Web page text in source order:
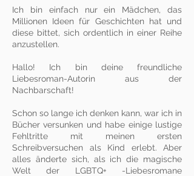
Ich bin einfach nur ein Mädchen, das
Millionen Ideen für Geschichten hat und
diese bittet, sich ordentlich in einer Reihe
anzustellen.
Hallo! Ich bin deine freundliche
Liebesroman-Autorin aus der
Nachbarschaft!
Schon so lange ich denken kann, war ich in
Bücher versunken und habe einige lustige
Fehltritte mit meinen ersten
Schreibversuchen als Kind erlebt. Aber
alles änderte sich, als ich die magische
Welt der LGBTQ+ -Liebesromane